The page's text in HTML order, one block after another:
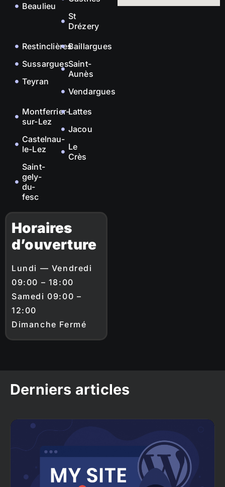
Beaulieu
St
Drézery
Restinclières
Sussargues
Teyran
Baillargues
Saint-
Aunès
Vendargues
Montferrier-
sur-Lez
Castelnau-
le-Lez
Saint-
gely-
du-
fesc
Lattes
Jacou
Le
Crès
Horaires
d’ouverture
Lundi — Vendredi
09:00 – 18:00
Samedi 09:00 –
12:00
Dimanche Fermé
Derniers articles